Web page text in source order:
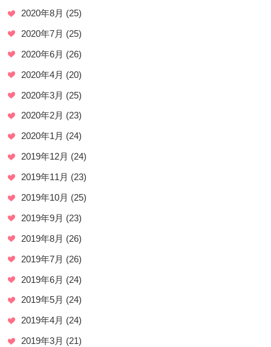
2020年8月 (25)
2020年7月 (25)
2020年6月 (26)
2020年4月 (20)
2020年3月 (25)
2020年2月 (23)
2020年1月 (24)
2019年12月 (24)
2019年11月 (23)
2019年10月 (25)
2019年9月 (23)
2019年8月 (26)
2019年7月 (26)
2019年6月 (24)
2019年5月 (24)
2019年4月 (24)
2019年3月 (21)